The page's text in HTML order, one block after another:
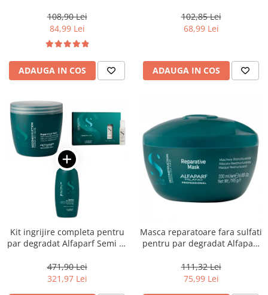
108,90 Lei
84,99 Lei
ADAUGA IN COS
102,85 Lei
68,99 Lei
ADAUGA IN COS
Kit ingrijire completa pentru
par degradat Alfaparf Semi di
Reparative, Salon Size
471,90 Lei
321,97 Lei
Masca reparatoare fara sulfati
pentru par degradat Alfaparf
Reconstruction, 200 ml
111,32 Lei
75,99 Lei